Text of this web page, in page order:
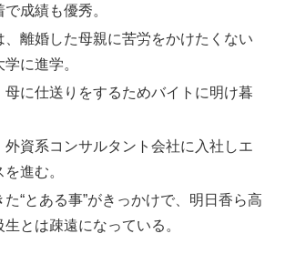
成績も優秀。
、離婚した母親に苦労をかけたくない
に進学。
母に仕送りをするためバイトに明け暮
外資系コンサルタント会社に入社しエ
進む。
“とある事”がきっかけで、明日香ら高
とは疎遠になっている。